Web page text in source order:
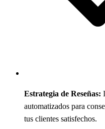
Estrategia de Reseñas:
automatizados para
tus clientes satisfechos.